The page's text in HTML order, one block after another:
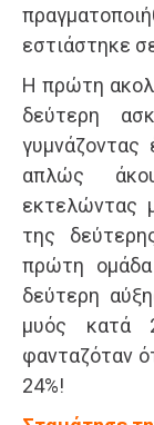
εστιάστηκε
Η πρώτη
δεύτερη
γυμνάζοντας
απλώς
εκτελώντας
της
πρώτη
δεύτερη
μυός κατά
φανταζόταν
24%!